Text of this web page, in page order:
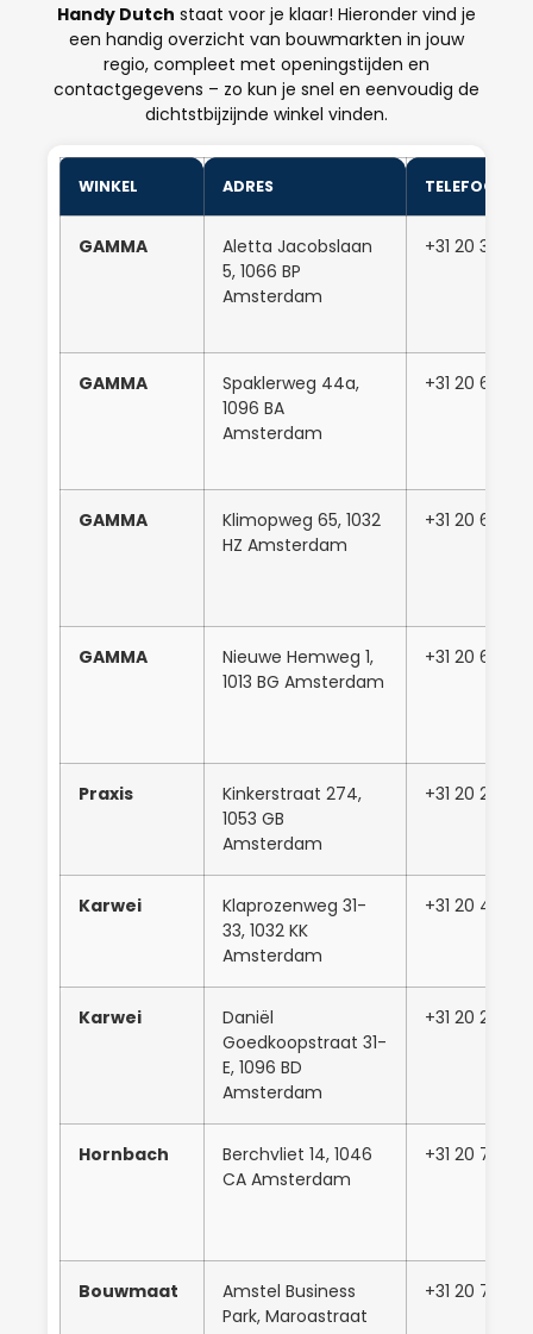
Handy Dutch staat voor je klaar! Hieronder vind je
een handig overzicht van bouwmarkten in jouw
regio, compleet met openingstijden en
contactgegevens – zo kun je snel en eenvoudig de
dichtstbijzijnde winkel vinden.
WINKEL ADRES
GAMMA
Aletta Jacobslaan
5, 1066 BP
Amsterdam
+31 20 346
GAMMA
Spaklerweg 44a,
1096 BA
Amsterdam
+31 20 668
GAMMA
Klimopweg 65, 1032
HZ Amsterdam
+31 20 637
GAMMA
Nieuwe Hemweg 1,
1013 BG Amsterdam
+31 20 684
Praxis
Kinkerstraat 274,
1053 GB
Amsterdam
+31 20 219
Karwei
Klaprozenweg 31-
33, 1032 KK
Amsterdam
+31 20
Karwei
Daniël
Goedkoopstraat 31-
E, 1096 BD
Amsterdam
+31 20
Hornbach
Berchvliet 14, 1046
CA Amsterdam
+31 20 754
Bouwmaat
Amstel Business
Park, Maroastraat
+31 20 760